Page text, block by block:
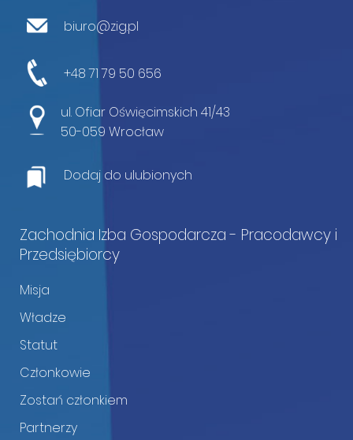
biuro@zig.pl
+48 71 79 50 656
ul. Ofiar Oświęcimskich 41/43
50-059 Wrocław
Dodaj do ulubionych
Zachodnia Izba Gospodarcza - Pracodawcy i
Przedsiębiorcy
Misja
Władze
Statut
Członkowie
Zostań członkiem
Partnerzy